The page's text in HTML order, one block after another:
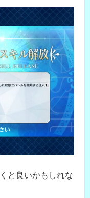
と良いかもしれな